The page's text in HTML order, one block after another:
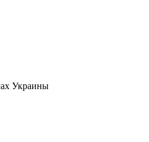
Украины